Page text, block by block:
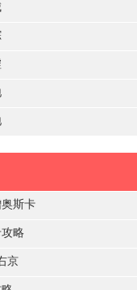
斯卡
略
京